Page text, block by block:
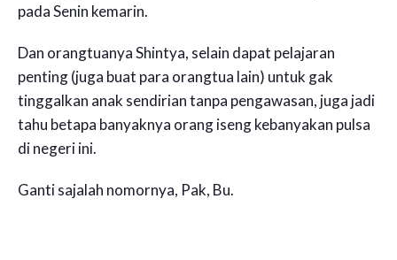
pada Senin kemarin.
Dan orangtuanya Shintya, selain dapat pelajaran
penting (juga buat para orangtua lain) untuk gak
tinggalkan anak sendirian tanpa pengawasan, juga jadi
tahu betapa banyaknya orang iseng kebanyakan pulsa
di negeri ini.
Ganti sajalah nomornya, Pak, Bu.